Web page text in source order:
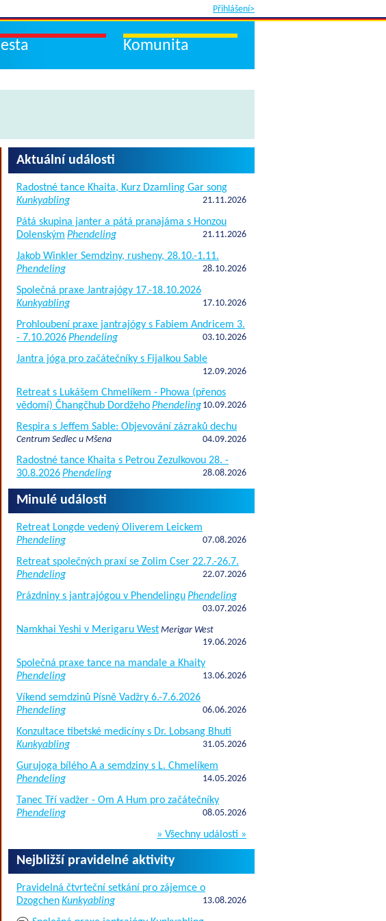
Přihlášení>
Komunita
Aktuální události
Radostné tance Khaita, Kurz Dzamling Gar song
Kunkyabling
21.11.2026
Pátá skupina janter a pátá pranajáma s Honzou
Dolenským Phendeling 21.11.2026
Jakob Winkler Semdziny, rusheny, 28.10.-1.11.
Phendeling
28.10.2026
Společná praxe Jantrajógy 17.-18.10.2026
Kunkyabling
17.10.2026
Prohloubení praxe jantrajógy s Fabiem Andricem 3.
- 7.10.2026Phendeling 03.10.2026
Jantra jóga pro začátečníky s Fijalkou Sable
12.09.2026
Retreat s Lukášem Chmelíkem - Phowa (přenos
vědomí) Čhangčhub DordžehoPhendeling 10.09.2026
Respira s Jeffem Sable: Objevování zázraků dechu
Centrum Sedlec u Mšena 04.09.2026
Radostné tance Khaita s Petrou Zezulkovou 28. -
30.8.2026Phendeling 28.08.2026
Minulé události
Retreat Longde vedený Oliverem Leickem
Phendeling
07.08.2026
Retreat společných praxí se Zolim Cser 22.7.-26.7.
Phendeling
22.07.2026
Prázdniny s jantrajógou v PhendelinguPhendeling
03.07.2026
Namkhai Yeshi v Merigaru West Merigar West
19.06.2026
Společná praxe tance na mandale a Khaity
Phendeling
13.06.2026
Víkend semdzinů Písně Vadžry 6.-7.6.2026
Phendeling
06.06.2026
Konzultace tibetské medicíny s Dr. Lobsang Bhuti
Kunkyabling
31.05.2026
Gurujoga bílého A a semdziny s L. Chmelíkem
Phendeling
14.05.2026
Tanec Tří vadžer - Om A Hum pro začátečníky
Phendeling
08.05.2026
» Všechny události »
Nejbližší pravidelné aktivity
Pravidelná čtvrteční setkání pro zájemce o
DzogchenKunkyabling 13.08.2026